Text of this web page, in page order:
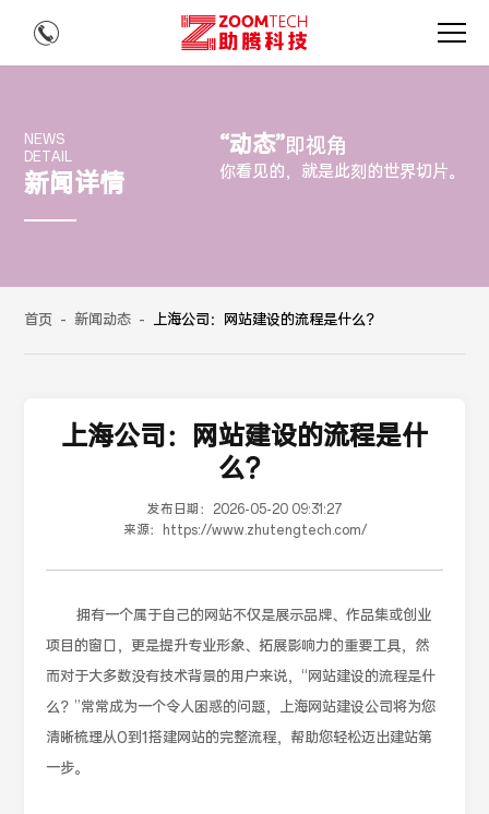
NEWS
DETAIL
新闻详情
“动态”即视角
你看见的，就是此刻的世界切片。
首页 - 新闻动态 - 上海公司：网站建设的流程是什么？
上海公司：网站建设的流程是什
么？
发布日期：
2026-05-20 09:31:27
来源：
https://www.zhutengtech.com/
拥有一个属于自己的网站不仅是展示品牌、作品集或创业
项目的窗口，更是提升专业形象、拓展影响力的重要工具，然
而对于大多数没有技术背景的用户来说，“网站建设的流程是什
么？”常常成为一个令人困惑的问题，上海网站建设公司将为您
清晰梳理从0到1搭建网站的完整流程，帮助您轻松迈出建站第
一步。